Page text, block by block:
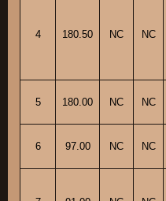
4 180.50 NC NC
5 180.00 NC NC
6 97.00 NC NC